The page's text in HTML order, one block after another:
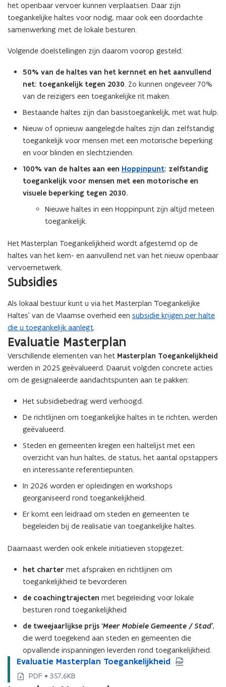
het openbaar vervoer kunnen verplaatsen. Daar zijn
toegankelijke haltes voor nodig, maar ook een doordachte
samenwerking met de lokale besturen.
Volgende doelstellingen zijn daarom voorop gesteld:
50% van de haltes van het kernnet en het aanvullend
net: toegankelijk tegen 2030. Zo kunnen ongeveer 70%
van de reizigers een toegankelijke rit maken.
Bestaande haltes zijn dan basistoegankelijk, met wat hulp.
Nieuw of opnieuw aangelegde haltes zijn dan zelfstandig
toegankelijk voor mensen met een motorische beperking
en voor blinden en slechtzienden.
100% van de haltes aan een Hoppinpunt: zelfstandig
toegankelijk voor mensen met een motorische en
visuele beperking tegen 2030.
Nieuwe haltes in een Hoppinpunt zijn altijd meteen
toegankelijk.
Het Masterplan Toegankelijkheid wordt afgestemd op de
haltes van het kern- en aanvullend net van het nieuw openbaar
vervoernetwerk.
Subsidies
Als lokaal bestuur kunt u via het Masterplan ‘Toegankelijke
Haltes’ van de Vlaamse overheid een subsidie krijgen per halte
die u toegankelijk aanlegt.
Evaluatie Masterplan
Verschillende elementen van het Masterplan Toegankelijkheid
werden in 2025 geëvalueerd. Daaruit volgden concrete acties
om de gesignaleerde aandachtspunten aan te pakken:
Het subsidiebedrag werd verhoogd.
De richtlijnen om toegankelijke haltes in te richten, werden
geëvalueerd.
Steden en gemeenten kregen een haltelijst met een
overzicht van hun haltes, de status, het aantal opstappers
en interessante referentiepunten.
In 2026 worden er opleidingen en workshops
georganiseerd rond toegankelijkheid.
Er komt een leidraad om steden en gemeenten te
begeleiden bij de realisatie van toegankelijke haltes.
Daarnaast werden ook enkele initiatieven stopgezet:
het charter met afspraken en richtlijnen om
toegankelijkheid te bevorderen
de coachingtrajecten met begeleiding voor lokale
besturen rond toegankelijkheid
de tweejaarlijkse prijs ‘Meer Mobiele Gemeente / Stad’,
die werd toegekend aan steden en gemeenten die
opvallende inspanningen leverden rond toegankelijkheid.
E
v
a
Evaluatie Masterplan Toegankelijkheid
E
v
a
PDF • 357,6KB